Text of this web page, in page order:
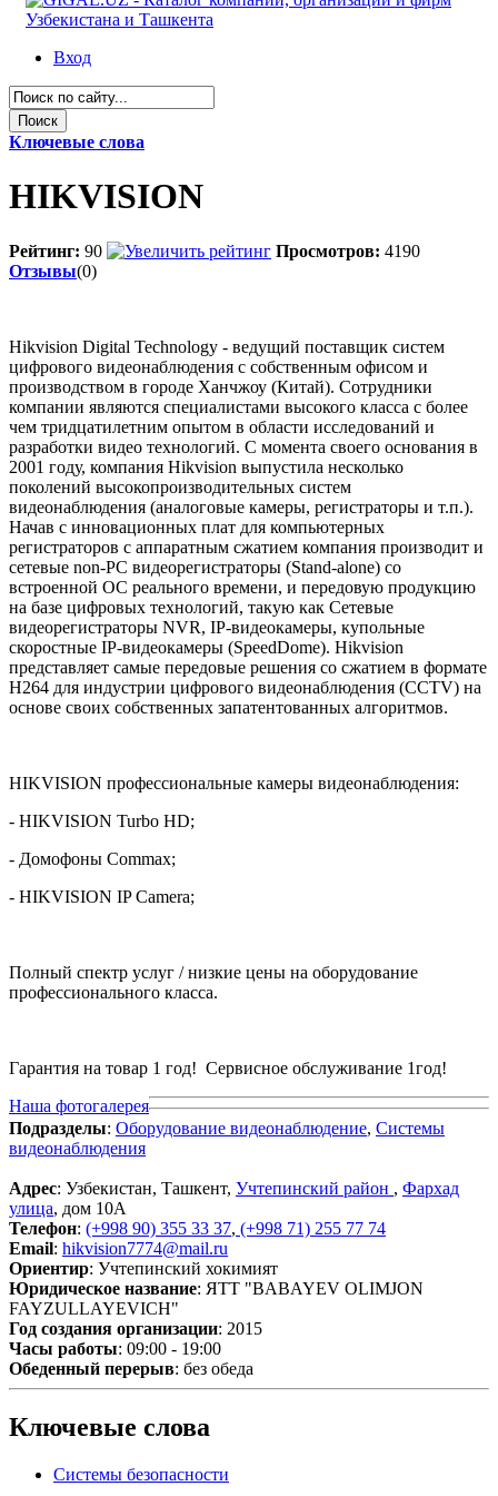
Вход
Ключевые слова
HIKVISION
Рейтинг: 90 Просмотров: 4190
Отзывы(0)
Hikvision Digital Technology - ведущий поставщик систем
цифрового видеонаблюдения с собственным офисом и
производством в городе Ханчжоу (Китай). Сотрудники
компании являются специалистами высокого класса с более
чем тридцатилетним опытом в области исследований и
разработки видео технологий. С момента своего основания в
2001 году, компания Hikvision выпустила несколько
поколений высокопроизводительных систем
видеонаблюдения (аналоговые камеры, регистраторы и т.п.).
Начав с инновационных плат для компьютерных
регистраторов с аппаратным сжатием компания производит и
сетевые non-PC видеорегистраторы (Stand-alone) со
встроенной OС реального времени, и передовую продукцию
на базе цифровых технологий, такую как Сетевые
видеорегистраторы NVR, IP-видеокамеры, купольные
скоростные IP-видеокамеры (SpeedDome). Hikvision
представляет самые передовые решения со сжатием в формате
H264 для индустрии цифрового видеонаблюдения (CCTV) на
основе своих собственных запатентованных алгоритмов.
HIKVISION профессиональные камеры видеонаблюдения:
- HIKVISION Turbo HD;
- Домофоны Commax;
- HIKVISION IP Camera;
Полный спектр услуг / низкие цены на оборудование
профессионального класса.
Гарантия на товар 1 год! Сервисное обслуживание 1год!
Наша фотогалерея
Подразделы: Оборудование видеонаблюдение, Системы
видеонаблюдения
Адрес: Узбекистан, Ташкент, Учтепинский район , Фархад
улица, дом 10A
Телефон: (+998 90) 355 33 37, (+998 71) 255 77 74
Email: hikvision7774@mail.ru
Ориентир: Учтепинский хокимият
Юридическое название: ЯТТ "BABAYEV OLIMJON
FAYZULLAYEVICH"
Год создания организации: 2015
Часы работы: 09:00 - 19:00
Обеденный перерыв: без обеда
Ключевые слова
Системы безопасности